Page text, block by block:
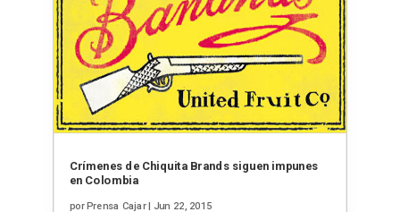
Crímenes de Chiquita Brands siguen impunes
en Colombia
porPrensa Cajar| Jun 22, 2015